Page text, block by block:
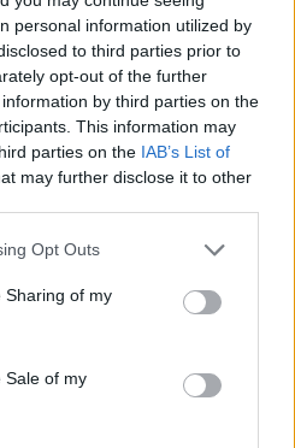
personal information utilized by
to third parties prior to
opt-out of the further
by third parties on the
This information may
parties on the IAB’s List of
may further disclose it to other
app uses one or more Google
behaviour. You may click to
and its third-party tags to
purposes in below Google
Opt Outs
Sharing of my
Sale of my
tárca cége
villájáról